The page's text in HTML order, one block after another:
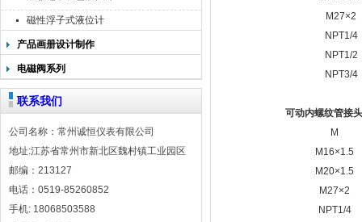
磁性浮子式液位计
产品画册设计制作
电磁阀系列
联系我们
公司名称：常州诚恒仪表有限公司
地址:江苏省常州市新北区魏村镇工业园区
邮编：213127
电话：0519-85260852
手机: 18068503588
M27×2
NPT1/4
NPT1/2
NPT3/4
可动内螺纹管接
M
M16×1.5
M20×1.5
M27×2
NPT1/4